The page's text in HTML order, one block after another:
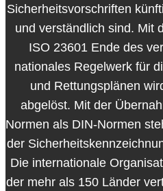
Sicherheitsvorschriften
und verständlich sind. Mit
ISO 23601 Ende des
nationales Regelwerk für
und Rettungsplänen
abgelöst. Mit der
Normen als DIN-Normen
der
Die internationale
der mehr als 150 Länder